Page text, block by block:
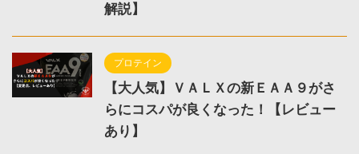
解説】
プロテイン
【大人気】ＶＡＬＸの新ＥＡＡ９がさ
らにコスパが良くなった！【レビュー
あり】